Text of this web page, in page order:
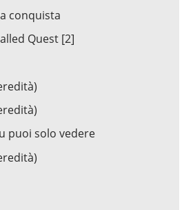
conquista
Quest [2]
puoi solo vedere